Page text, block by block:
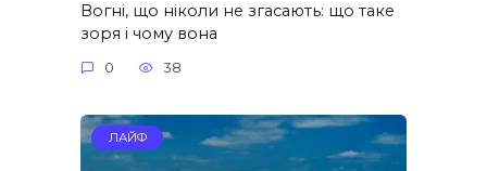
Вогні, що ніколи не згасають: що таке
зоря і чому вона
0 38
ЛАЙФ